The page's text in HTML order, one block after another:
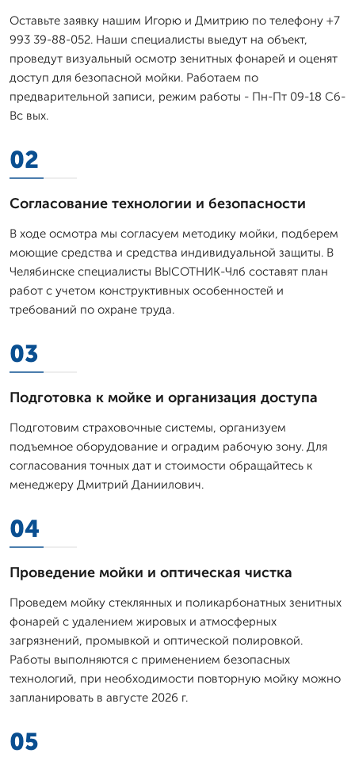
Оставьте заявку нашим Игорю и Дмитрию по телефону +7
993 39-88-052. Наши специалисты выедут на объект,
проведут визуальный осмотр зенитных фонарей и оценят
доступ для безопасной мойки. Работаем по
предварительной записи, режим работы - Пн-Пт 09-18 Сб-
Вс вых.
02
Согласование технологии и безопасности
В ходе осмотра мы согласуем методику мойки, подберем
моющие средства и средства индивидуальной защиты. В
Челябинске специалисты ВЫСОТНИК-Члб составят план
работ с учетом конструктивных особенностей и
требований по охране труда.
03
Подготовка к мойке и организация доступа
Подготовим страховочные системы, организуем
подъемное оборудование и оградим рабочую зону. Для
согласования точных дат и стоимости обращайтесь к
менеджеру Дмитpий Даниилович.
04
Проведение мойки и оптическая чистка
Проведем мойку стеклянных и поликарбонатных зенитных
фонарей с удалением жировых и атмосферных
загрязнений, промывкой и оптической полировкой.
Работы выполняются с применением безопасных
технологий, при необходимости повторную мойку можно
запланировать в августе 2026 г.
05